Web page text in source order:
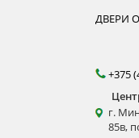
ДВЕРИ
+375
г.
85в,